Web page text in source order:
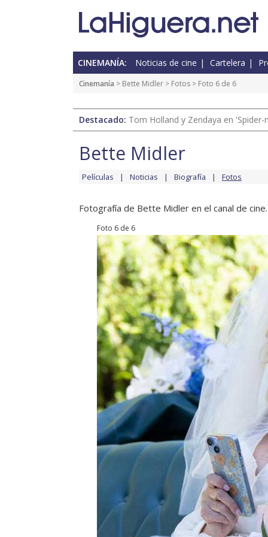
CINEMANÍA: Noticias de cine Cartelera
Cinemanía > Bette Midler > Fotos > Foto 6 de 6
Destacado: Tom Holland y Zendaya en
Bette Midler
Películas Noticias Biografía Fotos
Fotografía de Bette Midler en el canal de cine.
Foto 6 de 6